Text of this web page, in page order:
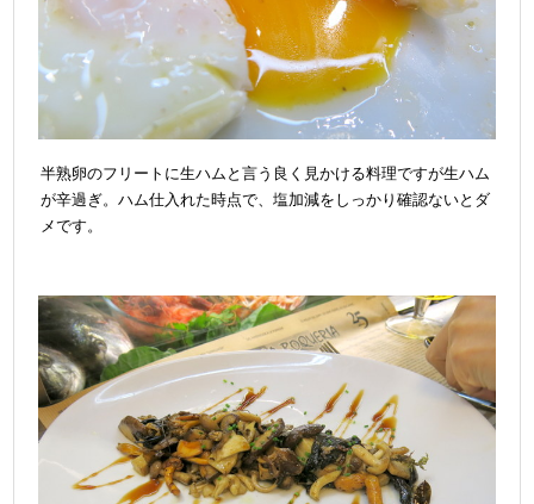
半熟卵のフリートに生ハムと言う良く見かける料理ですが生ハム
が辛過ぎ。ハム仕入れた時点で、塩加減をしっかり確認ないとダ
メです。